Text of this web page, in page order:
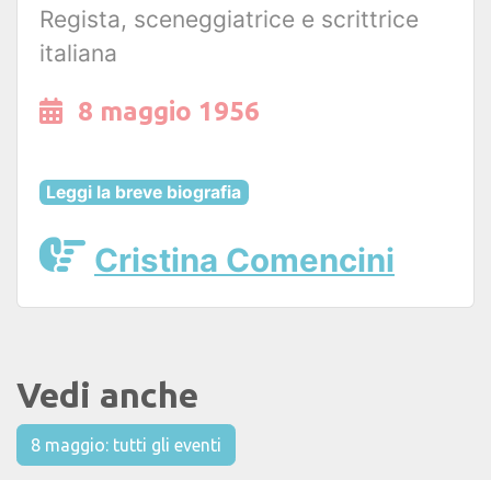
Regista, sceneggiatrice e scrittrice
italiana
8 maggio 1956
Leggi la breve biografia
Cristina Comencini
Vedi anche
8 maggio: tutti gli eventi